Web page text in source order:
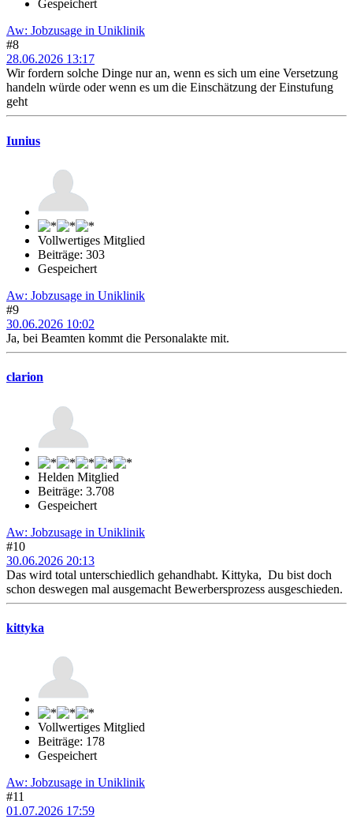
Gespeichert
Aw: Jobzusage in Uniklinik
#8
28.06.2026 13:17
Wir fordern solche Dinge nur an, wenn es sich um eine Versetzung
handeln würde oder wenn es um die Einschätzung der Einstufung
geht
Iunius
Vollwertiges Mitglied
Beiträge: 303
Gespeichert
Aw: Jobzusage in Uniklinik
#9
30.06.2026 10:02
Ja, bei Beamten kommt die Personalakte mit.
clarion
Helden Mitglied
Beiträge: 3.708
Gespeichert
Aw: Jobzusage in Uniklinik
#10
30.06.2026 20:13
Das wird total unterschiedlich gehandhabt. Kittyka, Du bist doch
schon deswegen mal ausgemacht Bewerbersprozess ausgeschieden.
kittyka
Vollwertiges Mitglied
Beiträge: 178
Gespeichert
Aw: Jobzusage in Uniklinik
#11
01.07.2026 17:59